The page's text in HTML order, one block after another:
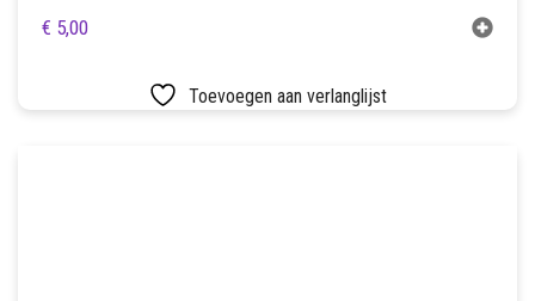
€ 5,00
Toevoegen aan verlanglijst